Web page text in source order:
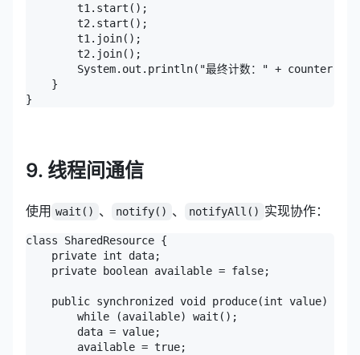
        t1.start();
        t2.start();
        t1.join();
        t2.join();
System.out.println("最终计数：" +
    }
}
9. 线程间通信
使用 wait() 、 notify() 、 notifyAll() 实现协作：
class SharedResource {
    private int data;
    private boolean available = false;
public synchronized void produce(int value)
        while (available) wait();
        data = value;
        available = true;